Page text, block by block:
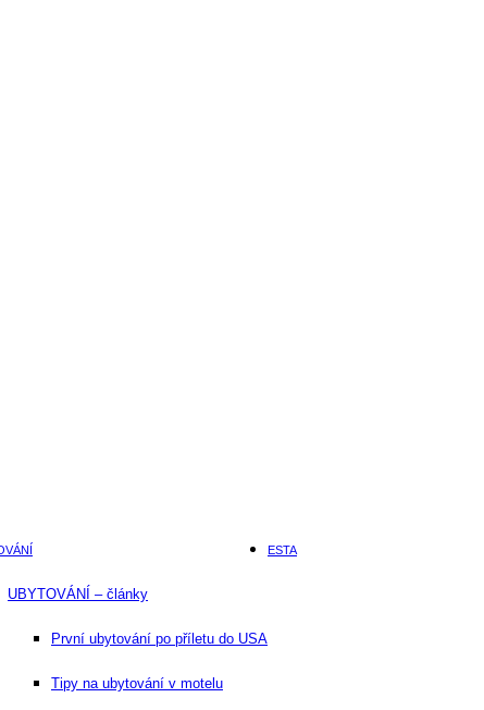
UBYTOVÁNÍ – články
První ubytování po příletu do USA
Tipy na ubytování v motelu
ESTA